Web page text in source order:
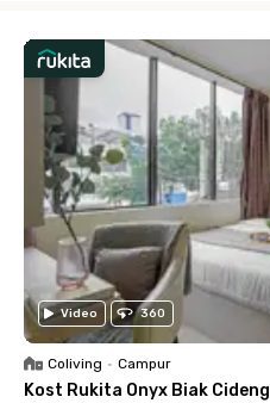
Video 360
Coliving • Campur
Kost Rukita Onyx Biak Cideng